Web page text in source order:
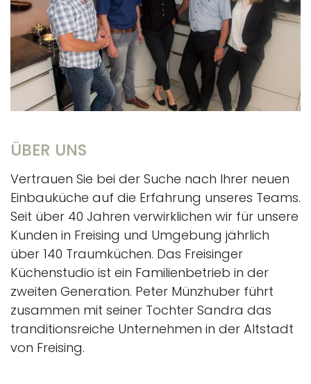
ÜBER UNS
Vertrauen Sie bei der Suche nach Ihrer neuen
Einbauküche auf die Erfahrung unseres Teams.
Seit über 40 Jahren verwirklichen wir für unsere
Kunden in Freising und Umgebung jährlich
über 140 Traumküchen. Das Freisinger
Küchenstudio ist ein Familienbetrieb in der
zweiten Generation. Peter Münzhuber führt
zusammen mit seiner Tochter Sandra das
tranditionsreiche Unternehmen in der Altstadt
von Freising.